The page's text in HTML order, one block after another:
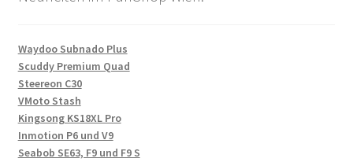
Waydoo Subnado Plus
Scuddy Premium Quad
Steereon C30
VMoto Stash
Kingsong KS18XL Pro
Inmotion P6 und V9
Seabob SE63, F9 und F9 S